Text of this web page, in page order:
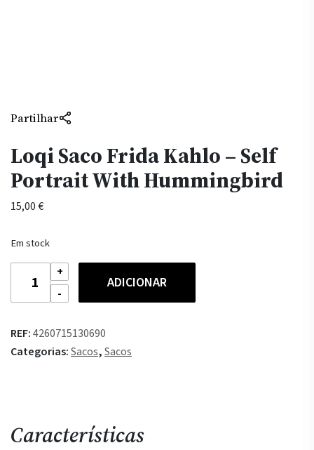
Partilhar
Loqi Saco Frida Kahlo – Self
Portrait With Hummingbird
15,00€
Em stock
Quantidade
Loqi
Frida
Kahlo
Hummingbird
ADICIONAR
REF:4260715130690
Categorias:Sacos,Sacos
Características